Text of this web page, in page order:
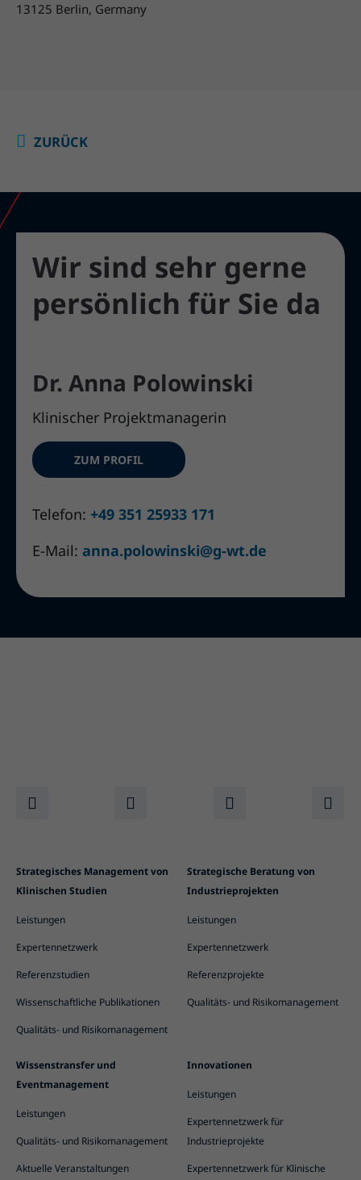
13125 Berlin, Germany
ZURÜCK
Wir sind sehr gerne
persönlich für Sie da
Dr. Anna Polowinski
Klinischer Projektmanagerin
ZUM PROFIL
Telefon: +49 351 25933 171
E-Mail: anna.polowinski@g-wt.de
Strategisches Management von
Klinischen Studien
Leistungen
Expertennetzwerk
Referenzstudien
Wissenschaftliche Publikationen
Qualitäts- und Risikomanagement
Strategische Beratung von
Industrieprojekten
Leistungen
Expertennetzwerk
Referenzprojekte
Qualitäts- und Risikomanagement
Wissenstransfer und
Eventmanagement
Leistungen
Qualitäts- und Risikomanagement
Aktuelle Veranstaltungen
Innovationen
Leistungen
Expertennetzwerk für
Industrieprojekte
Expertennetzwerk für Klinische